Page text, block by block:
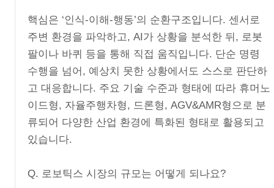
핵심은 ‘인식-이해-행동’의 순환구조입니다. 센서로
주변 환경을 파악하고, AI가 상황을 분석한 뒤, 로봇
팔이나 바퀴 등을 통해 직접 움직입니다. 단순 명령
수행을 넘어, 예상치 못한 상황에서도 스스로 판단하
고 대응합니다. 주요 기술 수준과 형태에 따라 휴머노
이드형, 자율주행차형, 드론형, AGV&AMR형으로 분
류되어 다양한 산업 환경에 특화된 형태로 활용되고
있습니다.
Q. 로보틱스 시장의 규모는 어떻게 되나요?